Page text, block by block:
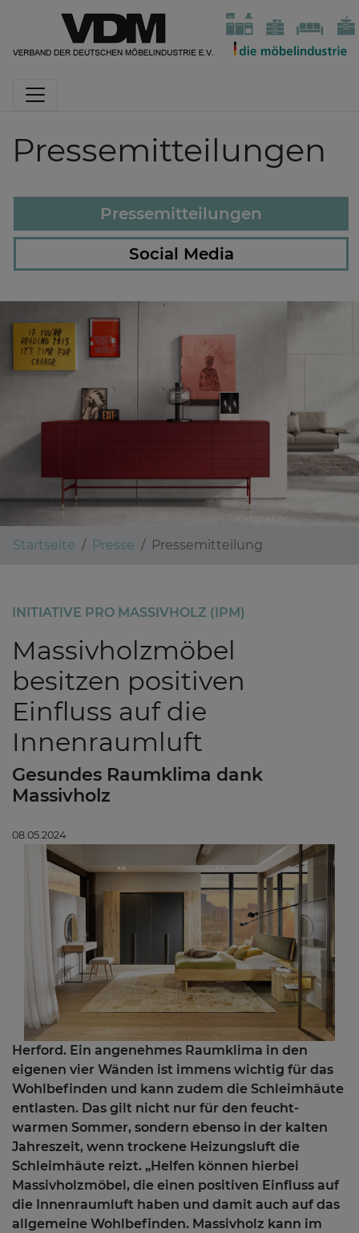
Pressemitteilungen
Pressemitteilungen
Social Media
Kettnaker
Startseite Presse Pressemitteilung
INITIATIVE PRO MASSIVHOLZ (IPM)
Massivholzmöbel
besitzen positiven
Einfluss auf die
Innenraumluft
Gesundes Raumklima dank
Massivholz
08.05.2024
Herford. Ein angenehmes Raumklima in den
eigenen vier Wänden ist immens wichtig für das
Wohlbefinden und kann zudem die Schleimhäute
entlasten. Das gilt nicht nur für den feucht-
warmen Sommer, sondern ebenso in der kalten
Jahreszeit, wenn trockene Heizungsluft die
Schleimhäute reizt. „Helfen können hierbei
Massivholzmöbel, die einen positiven Einfluss auf
die Innenraumluft haben und damit auch auf das
allgemeine Wohlbefinden. Massivholz kann im